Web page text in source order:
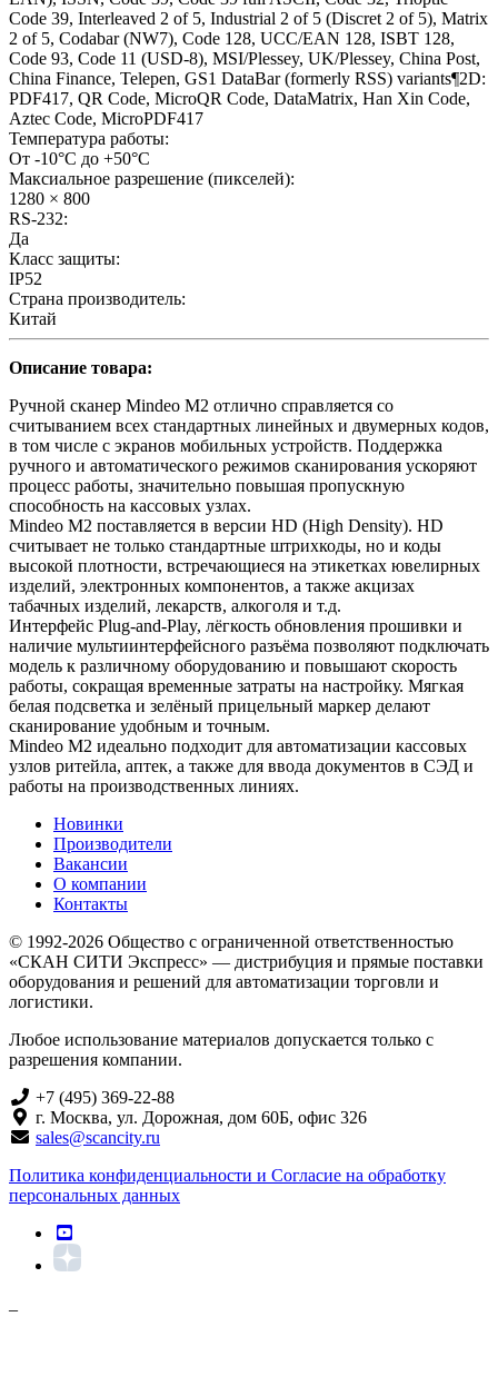
Code 39, Interleaved 2 of 5, Industrial 2 of 5 (Discret 2 of 5), Matrix
2 of 5, Codabar (NW7), Code 128, UCC/EAN 128, ISBT 128,
Code 93, Code 11 (USD-8), MSI/Plessey, UK/Plessey, China Post,
China Finance, Telepen, GS1 DataBar (formerly RSS) variants¶2D:
PDF417, QR Code, MicroQR Code, DataMatrix, Han Xin Code,
Aztec Code, MicroPDF417
Температура работы:
От -10°C до +50°C
Максиальное разрешение (пикселей):
1280 × 800
RS-232:
Да
Класс защиты:
IP52
Страна производитель:
Китай
Описание товара:
Ручной сканер Mindeo M2 отлично справляется со
считыванием всех стандартных линейных и двумерных кодов,
в том числе с экранов мобильных устройств. Поддержка
ручного и автоматического режимов сканирования ускоряют
процесс работы, значительно повышая пропускную
способность на кассовых узлах.
Mindeo M2 поставляется в версии HD (High Density). HD
считывает не только стандартные штрихкоды, но и коды
высокой плотности, встречающиеся на этикетках ювелирных
изделий, электронных компонентов, а также акцизах
табачных изделий, лекарств, алкоголя и т.д.
Интерфейс Plug-and-Play, лёгкость обновления прошивки и
наличие мультиинтерфейсного разъёма позволяют подключать
модель к различному оборудованию и повышают скорость
работы, сокращая временные затраты на настройку. Мягкая
белая подсветка и зелёный прицельный маркер делают
сканирование удобным и точным.
Mindeo M2 идеально подходит для автоматизации кассовых
узлов ритейла, аптек, а также для ввода документов в СЭД и
работы на производственных линиях.
Новинки
Производители
Вакансии
О компании
Контакты
© 1992-2026 Общество с ограниченной ответственностью
«СКАН СИТИ Экспресс» — дистрибуция и прямые поставки
оборудования и решений для автоматизации торговли и
логистики.
Любое использование материалов допускается только с
разрешения компании.
+7 (495) 369-22-88
г. Москва, ул. Дорожная, дом 60Б, офис 326
sales@scancity.ru
Политика конфиденциальности и Согласие на обработку
персональных данных